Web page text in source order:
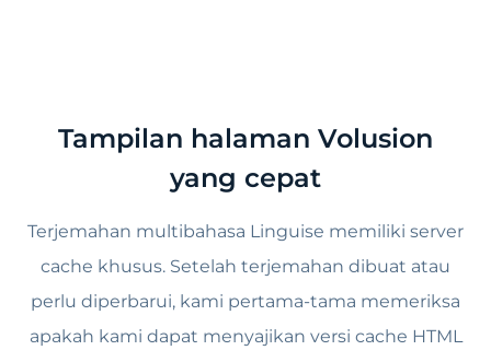
Tampilan halaman Volusion
yang cepat
Terjemahan multibahasa Linguise memiliki server
cache khusus. Setelah terjemahan dibuat atau
perlu diperbarui, kami pertama-tama memeriksa
apakah kami dapat menyajikan versi cache HTML